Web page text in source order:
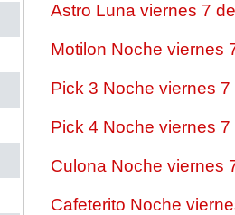
Astro Luna viernes 7
Motilon Noche viernes
Pick 3 Noche viernes
Pick 4 Noche viernes
Culona Noche viernes
Cafeterito Noche